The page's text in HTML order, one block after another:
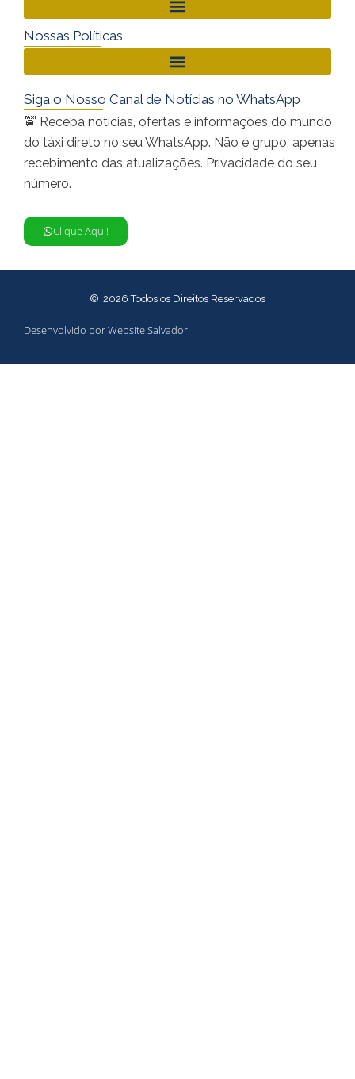
Nossas Políticas
Siga o Nosso Canal de Notícias no WhatsApp
🚖 Receba notícias, ofertas e informações do mundo
do táxi direto no seu WhatsApp. Não é grupo, apenas
recebimento das atualizações. Privacidade do seu
número.
Clique Aqui!
©+2026 Todos os Direitos Reservados
Desenvolvido por Website Salvador